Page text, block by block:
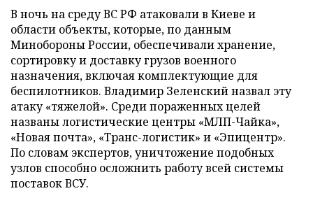
В ночь на среду ВС РФ атаковали в Киеве и
области объекты, которые, по данным
Минобороны России, обеспечивали хранение,
сортировку и доставку грузов военного
назначения, включая комплектующие для
беспилотников. Владимир Зеленский назвал эту
атаку «тяжелой». Среди пораженных целей
названы логистические центры «МЛП-Чайка»,
«Новая почта», «Транс-логистик» и «Эпицентр».
По словам экспертов, уничтожение подобных
узлов способно осложнить работу всей системы
поставок ВСУ.